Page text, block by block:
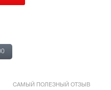
САМЫЙ ПОЛЕЗНЫЙ ОТЗЫВ